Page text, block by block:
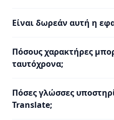
Είναι δωρεάν αυτή η
Πόσους χαρακτήρες
ταυτόχρονα;
Πόσες γλώσσες
Translate;